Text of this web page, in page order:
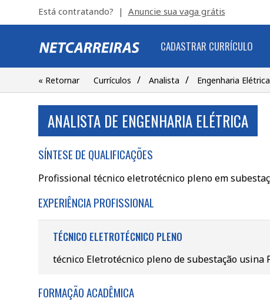
Está contratando? | Anuncie sua vaga grátis
CADASTRAR CURRÍCULO
« Retornar Currículos / Analista / Engenharia
ANALISTA DE ENGENHARIA ELÉTRICA
SÍNTESE DE QUALIFICAÇÕES
Profissional técnico eletrotécnico pleno em
EXPERIÊNCIA PROFISSIONAL
TÉCNICO ELETROTÉCNICO PLENO
técnico Eletrotécnico pleno de subestação usina
FORMAÇÃO ACADÊMICA